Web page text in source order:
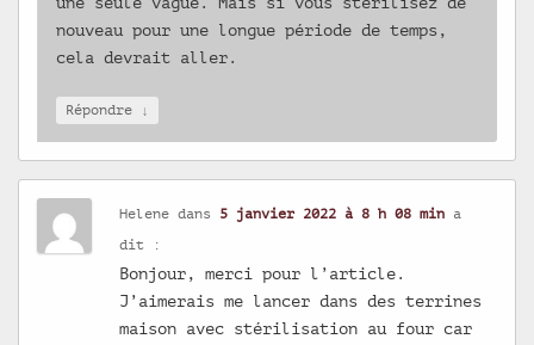
nouveau pour une longue période de temps,
cela devrait aller.
Répondre ↓
Helene dans 5 janvier 2022 à 8 h 08 min a
dit :
Bonjour, merci pour l’article.
J’aimerais me lancer dans des terrines
maison avec stérilisation au four car